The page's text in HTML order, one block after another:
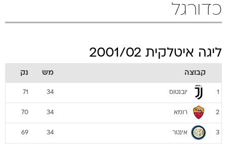
כדורגל
ליגה איטלקית 2001/02
קבוצה מש נק
1 יובנטוס 34
71
2 רומא 34
70
3 אינטר 34
69